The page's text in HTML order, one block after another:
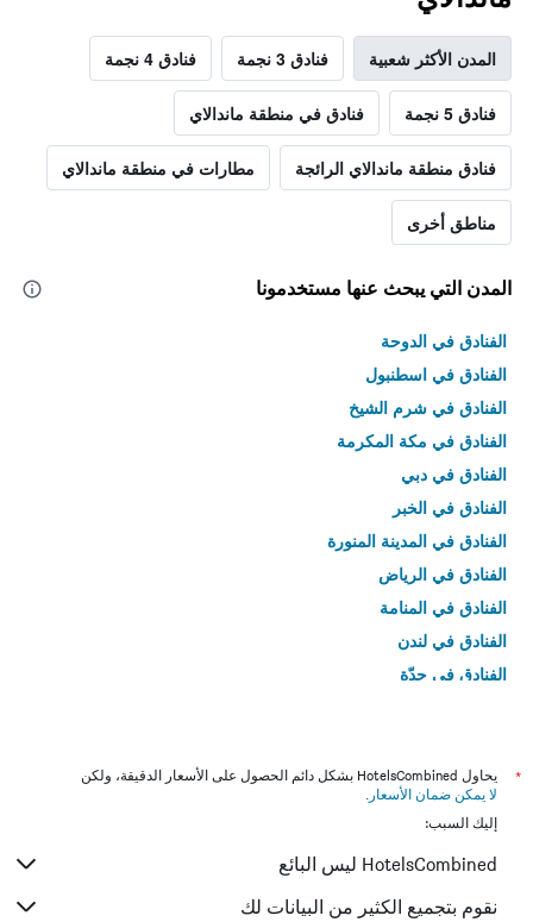
المدن الأكثر شعبية فنادق 3 نجمة فنادق 4 نجمة
فنادق 5 نجمة فنادق في منطقة ماندالاي
فنادق منطقة ماندالاي الرائجة مطارات في منطقة ماندالاي
مناطق أخرى
المدن التي يبحث عنها مستخدمونا
الفنادق في الدوحة
الفنادق في اسطنبول
الفنادق في شرم الشيخ
الفنادق في مكة المكرمة
الفنادق في دبي
الفنادق في الخبر
الفنادق في المدينة المنورة
الفنادق في الرياض
الفنادق في المنامة
الفنادق في لندن
الفنادق في جدّة
*
يحاول HotelsCombined بشكل دائم الحصول على الأسعار الدقيقة، ولكن
لا يمكن ضمان الأسعار .
إليك السبب:
HotelsCombined ليس البائع
نقوم بتجميع الكثير من البيانات لك